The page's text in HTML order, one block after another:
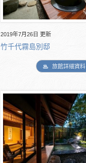
2019年7月26日 更新
竹千代霧島別邸
旅館詳細資料